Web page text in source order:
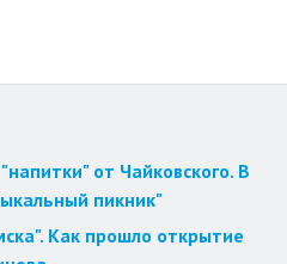
от Чайковского. В
пикник"
Как прошло открытие